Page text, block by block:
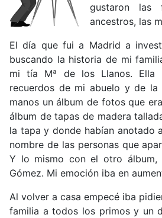
gustaron las
ancestros, las
El día que fui a Madrid a
buscando la historia de mi
mi tía Mª de los Llanos. Ella
recuerdos de mi abuelo y de la
manos un álbum de fotos que
álbum de tapas de madera
la tapa y donde habían anotado
nombre de las personas que
Y lo mismo con el otro álbum,
Gómez. Mi emoción iba en
Al volver a casa empecé iba
familia a todos los primos y un